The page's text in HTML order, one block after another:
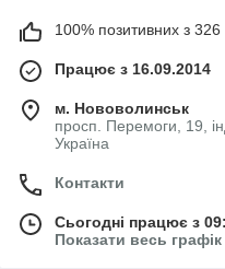
100% позитивних з 326
Працює з 16.09.2014
м. Нововолинськ
просп. Перемоги, 19,
Україна
Контакти
Сьогодні працює з
Показати весь